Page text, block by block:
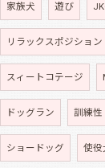
家族犬 遊び
リラックスポジション
スィートコテージ
ドッグラン 訓練性
ショードッグ 使役